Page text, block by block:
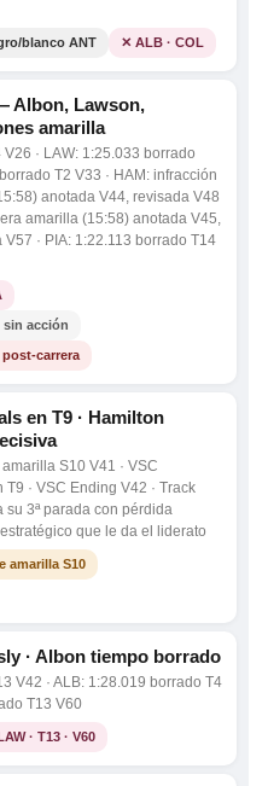
blanco ANT ✕ ALB · COL
Albon, Lawson,
amarilla
· LAW: 1:25.033 borrado
T2 V33 · HAM: infracción
anotada V44, revisada V48
amarilla (15:58) anotada V45,
· PIA: 1:22.113 borrado T14
sin acción
post-carrera
en T9 · Hamilton
S10 V41 · VSC
· VSC Ending V42 · Track
su 3ª parada con pérdida
que le da el liderato
amarilla S10
· Albon tiempo borrado
V42 · ALB: 1:28.019 borrado T4
T13 V60
· T13 · V60